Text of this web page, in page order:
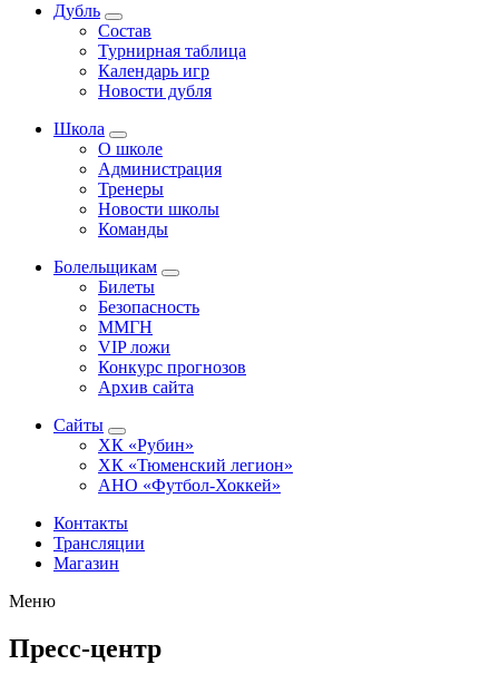
Дубль
Состав
Турнирная таблица
Календарь игр
Новости дубля
Школа
О школе
Администрация
Тренеры
Новости школы
Команды
Болельщикам
Билеты
Безопасность
ММГН
VIP ложи
Конкурс прогнозов
Архив сайта
Сайты
ХК «Рубин»
ХК «Тюменский легион»
АНО «Футбол-Хоккей»
Контакты
Трансляции
Магазин
Меню
Пресс-центр